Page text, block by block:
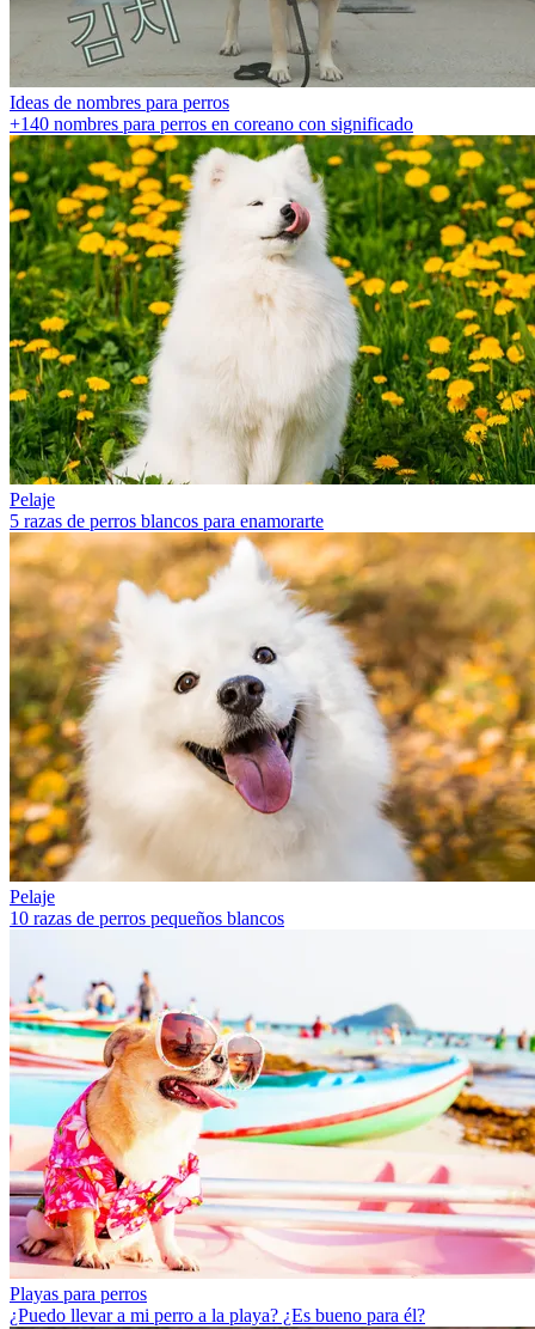
Ideas de nombres para perros
+140 nombres para perros en coreano con significado
Pelaje
5 razas de perros blancos para enamorarte
Pelaje
10 razas de perros pequeños blancos
Playas para perros
¿Puedo llevar a mi perro a la playa? ¿Es bueno para él?